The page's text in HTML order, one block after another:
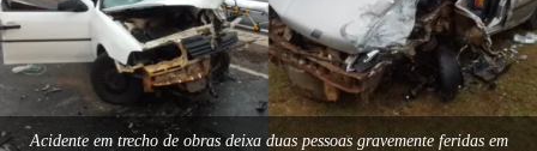
Acidente em trecho de obras deixa duas pessoas gravemente feridas em